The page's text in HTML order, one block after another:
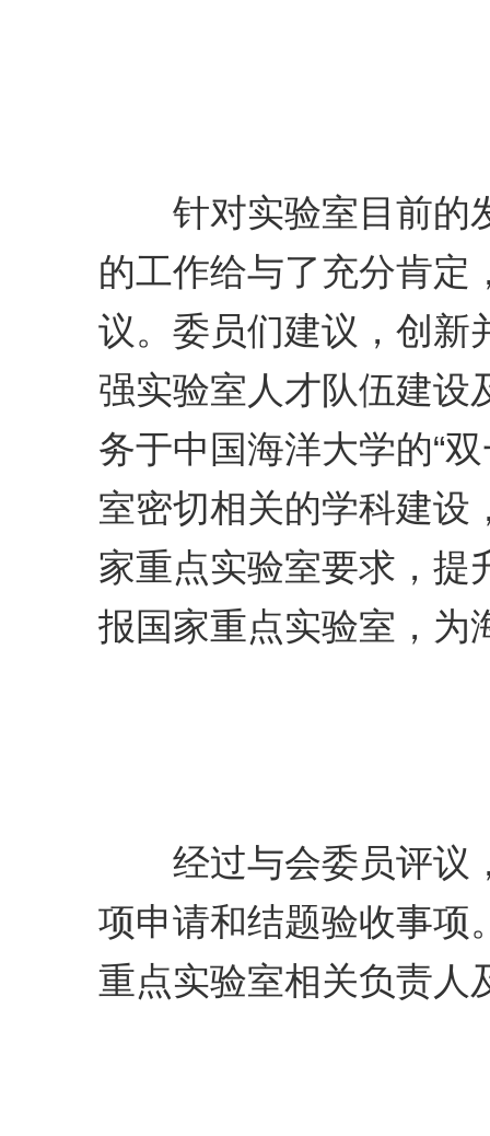
针对实验室目前的
的工作给与了充分肯定
议。委员们建议，创新
强实验室人才队伍建设
务于中国海洋大学的“
室密切相关的学科建设
家重点实验室要求，提
报国家重点实验室，为
经过与会委员评议
项申请和结题验收事项
重点实验室相关负责人